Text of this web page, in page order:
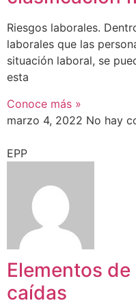
Riesgos laborales.
laborales que las
situación laboral, se
esta
Conoce más »
marzo 4, 2022 No hay
EPP
Elementos
caídas